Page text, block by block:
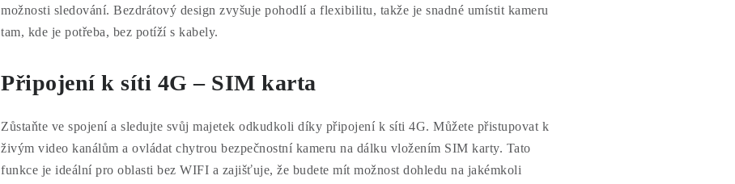
možnosti sledování. Bezdrátový design zvyšuje pohodlí a flexibilitu, takže je snadné umístit kameru
tam, kde je potřeba, bez potíží s kabely.
Připojení k síti 4G – SIM karta
Zůstaňte ve spojení a sledujte svůj majetek odkudkoli díky připojení k síti 4G. Můžete přistupovat k
živým video kanálům a ovládat chytrou bezpečnostní kameru na dálku vložením SIM karty. Tato
funkce je ideální pro oblasti bez WIFI a zajišťuje, že budete mít možnost dohledu na jakémkoli